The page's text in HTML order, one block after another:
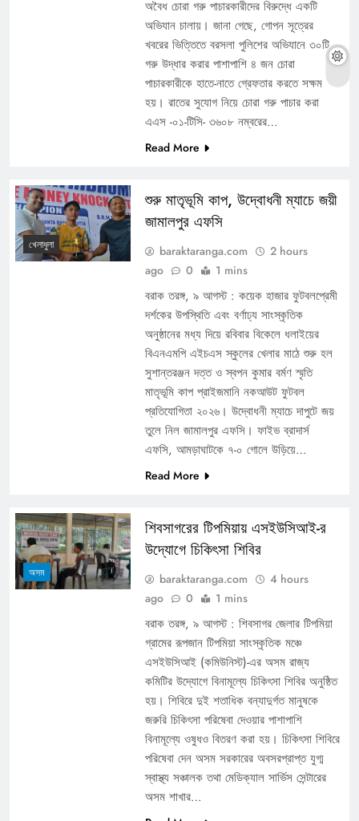
অবৈধ চোরা গরু পাচারকারীদের বিরুদ্ধে একটি
অভিযান চালায়। জানা গেছে, গোপন সূত্রের
খবরের ভিত্তিতে বরসলা পুলিশের অভিযানে ৩০টি
গরু উদ্ধার করার পাশাপাশি ৪ জন চোরা
পাচারকারীকে হাতে-নাতে গ্রেফতার করতে সক্ষম
হয়। রাতের সুযোগ নিয়ে চোরা গরু পাচার করা
এএস -০১-টিসি- ৩৬০৮ নম্বরের…
Read More
খেলাধুলা
শুরু মাতৃভূমি কাপ, উদ্বোধনী ম্যাচে জয়ী
জামালপুর এফসি
baraktaranga.com
2 hours
ago
0 1 mins
বরাক তরঙ্গ, ৯ আগস্ট : কয়েক হাজার ফুটবলপ্রেমী
দর্শকের উপস্থিতি এবং বর্ণাঢ্য সাংস্কৃতিক
অনুষ্ঠানের মধ্য দিয়ে রবিবার বিকেলে ধলাইয়ের
বিএনএমপি এইচএস স্কুলের খেলার মাঠে শুরু হল
সুশান্তরঞ্জন দত্ত ও স্বপন কুমার বর্মণ স্মৃতি
মাতৃভূমি কাপ প্রাইজমানি নকআউট ফুটবল
প্রতিযোগিতা ২০২৬। উদ্বোধনী ম্যাচে দাপুটে জয়
তুলে নিল জামালপুর এফসি। ফাইভ ব্রাদার্স
এফসি, আমড়াঘাটকে ৭-০ গোলে উড়িয়ে…
Read More
অসম
শিবসাগরের টিপমিয়ায় এসইউসিআই-র
উদ্যোগে চিকিৎসা শিবির
baraktaranga.com
4 hours
ago
0 1 mins
বরাক তরঙ্গ, ৯ আগস্ট : শিবসাগর জেলার টিপমিয়া
গ্রামের রূপজান টিপমিয়া সাংস্কৃতিক মঞ্চে
এসইউসিআই (কমিউনিস্ট)-এর অসম রাজ্য
কমিটির উদ্যোগে বিনামূল্যে চিকিৎসা শিবির অনুষ্ঠিত
হয়। শিবিরে দুই শতাধিক বন্যাদুর্গত মানুষকে
জরুরি চিকিৎসা পরিষেবা দেওয়ার পাশাপাশি
বিনামূল্যে ওষুধও বিতরণ করা হয়। চিকিৎসা শিবিরে
পরিষেবা দেন অসম সরকারের অবসরপ্রাপ্ত যুগ্ম
স্বাস্থ্য সঞ্চালক তথা মেডিক্যাল সার্ভিস সেন্টারের
অসম শাখার…